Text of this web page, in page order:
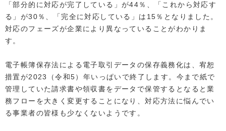
「部分的に対応が完了している」が44％、「これから対応す
る」が30％、「完全に対応している」は15％となりました。
対応のフェーズが企業により異なっていることがわかりま
す。
電子帳簿保存法による電子取引データの保存義務化は、宥恕
措置が2023（令和5）年いっぱいで終了します。今まで紙で
管理していた請求書や領収書をデータで保管するとなると業
務フローを大きく変更することになり、対応方法に悩んでい
る事業者の皆様も少なくないようです。